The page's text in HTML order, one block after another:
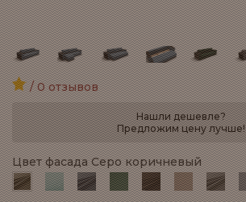
/ 0 отзывов
Нашли дешевле?
Предложим цену лучше!
Цвет фасада Серо коричневый